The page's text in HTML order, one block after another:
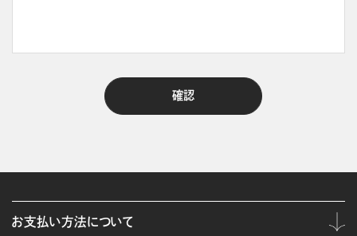
お支払い方法について